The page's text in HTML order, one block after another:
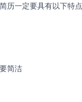
历一定要具有以下特
简洁